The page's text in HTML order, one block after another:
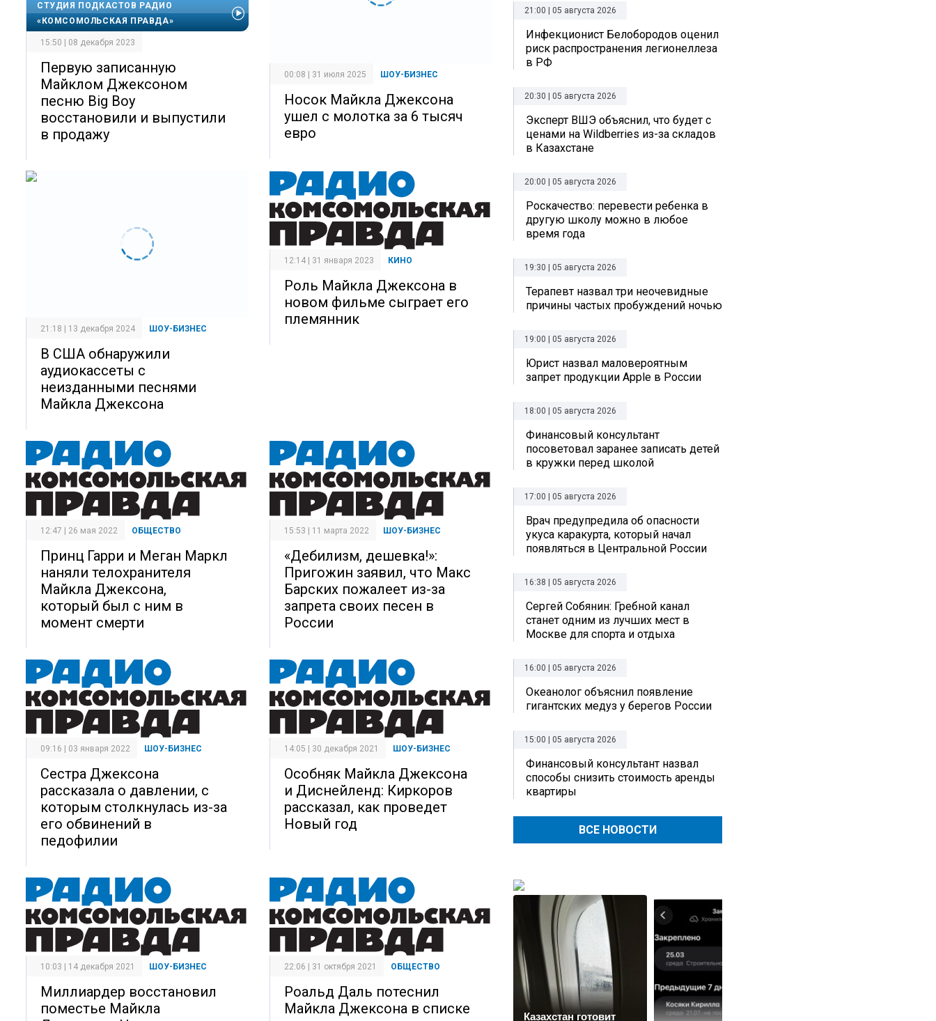
СТУДИЯ ПОДКАСТОВ РАДИО
«КОМСОМОЛЬСКАЯ ПРАВДА»
15:50 | 08 декабря 2023
Первую записанную
Майклом Джексоном
песню Big Boy
восстановили и выпустили
в продажу
00:08 | 31 июля 2025 ШОУ-БИЗНЕС
Носок Майкла Джексона
ушел с молотка за 6 тысяч
евро
21:18 | 13 декабря 2024 ШОУ-БИЗНЕС
В США обнаружили
аудиокассеты с
неизданными песнями
Майкла Джексона
12:14 | 31 января 2023 КИНО
Роль Майкла Джексона в
новом фильме сыграет его
племянник
12:47 | 26 мая 2022 ОБЩЕСТВО
Принц Гарри и Меган Маркл
наняли телохранителя
Майкла Джексона,
который был с ним в
момент смерти
15:53 | 11 марта 2022 ШОУ-БИЗНЕС
«Дебилизм, дешевка!»:
Пригожин заявил, что Макс
Барских пожалеет из-за
запрета своих песен в
России
09:16 | 03 января 2022 ШОУ-БИЗНЕС
Сестра Джексона
рассказала о давлении, с
которым столкнулась из-за
его обвинений в
педофилии
14:05 | 30 декабря 2021 ШОУ-БИЗНЕС
Особняк Майкла Джексона
и Диснейленд: Киркоров
рассказал, как проведет
Новый год
10:03 | 14 декабря 2021 ШОУ-БИЗНЕС
Миллиардер восстановил
поместье Майкла
22:06 | 31 октября 2021 ОБЩЕСТВО
Роальд Даль потеснил
Майкла Джексона в списке
21:00 | 05 августа 2026
Инфекционист Белобородов оценил
риск распространения легионеллеза
в РФ
20:30 | 05 августа 2026
Эксперт ВШЭ объяснил, что будет с
ценами на Wildberries из-за складов
в Казахстане
20:00 | 05 августа 2026
Роскачество: перевести ребенка в
другую школу можно в любое
время года
19:30 | 05 августа 2026
Терапевт назвал три неочевидные
причины частых пробуждений ночью
19:00 | 05 августа 2026
Юрист назвал маловероятным
запрет продукции Apple в России
18:00 | 05 августа 2026
Финансовый консультант
посоветовал заранее записать детей
в кружки перед школой
17:00 | 05 августа 2026
Врач предупредила об опасности
укуса каракурта, который начал
появляться в Центральной России
16:38 | 05 августа 2026
Сергей Собянин: Гребной канал
станет одним из лучших мест в
Москве для спорта и отдыха
16:00 | 05 августа 2026
Океанолог объяснил появление
гигантских медуз у берегов России
15:00 | 05 августа 2026
Финансовый консультант назвал
способы снизить стоимость аренды
квартиры
ВСЕ НОВОСТИ
Казахстан готовит